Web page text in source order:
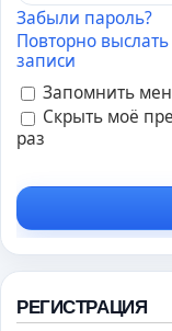
Забыли пароль?
Повторно
записи
Запомнить
Скрыть моё
раз
РЕГИСТРАЦИЯ